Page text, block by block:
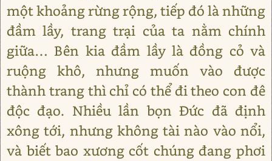
một khoảng rừng rộng, tiếp đó là những
đầm lầy, trang trại của ta nằm chính
giữa… Bên kia đầm lầy là đồng cỏ và
ruộng khô, nhưng muốn vào được
thành trang thì chỉ có thể đi theo con đê
độc đạo. Nhiều lần bọn Đức đã định
xông tới, nhưng không tài nào vào nổi,
và biết bao xương cốt chúng đang phơi